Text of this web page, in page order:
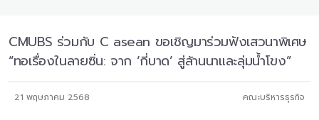
CMUBS ร่วมกับ C asean ขอเชิญมาร่วมฟังเสวนาพิเศษ
“ทอเรื่องในลายซิ่น: จาก ‘กี่บาด’ สู่ล้านนาและลุ่มน้ำโขง”
21 พฤษภาคม 2568 คณะบริหารธุรกิจ